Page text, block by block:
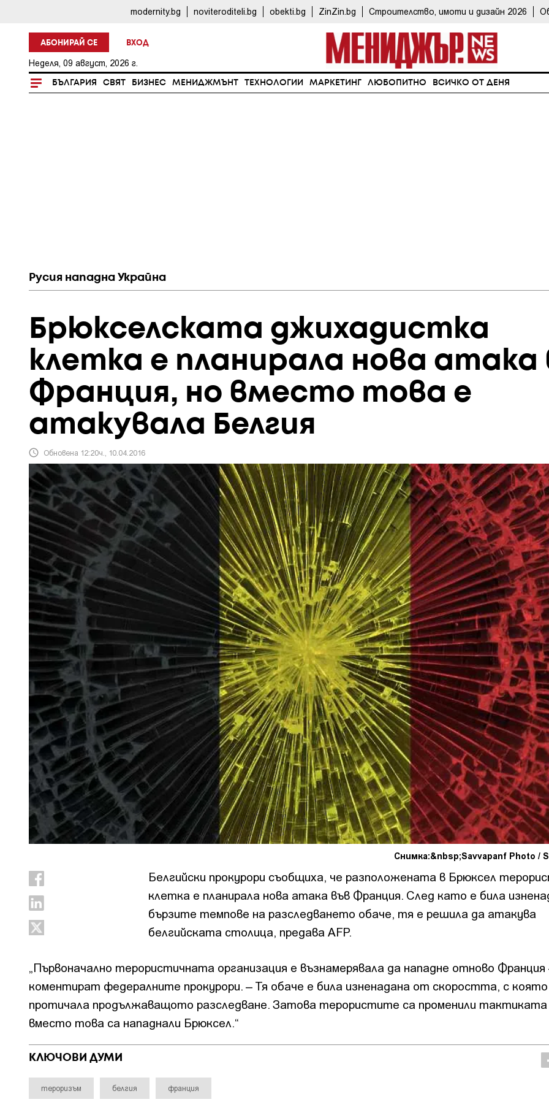
modernity.bg noviteroditeli.bg obekti.bg ZinZin.bg Строителство, имоти и дизайн 2026
АБОНИРАЙ СЕ ВХОД
Неделя, 09 август, 2026 г.
БЪЛГАРИЯ СВЯТ БИЗНЕС МЕНИДЖМЪНТ ТЕХНОЛОГИИ МАРКЕТИНГ ЛЮБОПИТНО ВСИЧКО ОТ ДЕНЯ
Русия нападна Украйна
Брюкселската джихадистка
клетка е планирала нова атака
Франция, но вместо това е
атакувала Белгия
Обновена 12:20ч., 10.04.2016
Снимка:&nbsp;Savvapanf Photo /
Белгийски прокурори съобщиха, че разположената в Брюксел
клетка е планирала нова атака във Франция. След като е била
бързите темпове на разследването обаче, тя е решила да атакува
белгийската столица, предава AFP.
„Първоначално терористичната организация е възнамерявала да нападне отново Франция
коментират федералните прокурори. – Тя обаче е била изненадана от скоростта, с
протичала продължаващото разследване. Затова терористите са променили тактиката
вместо това са нападнали Брюксел.“
КЛЮЧОВИ ДУМИ
тероризъм белгия франция